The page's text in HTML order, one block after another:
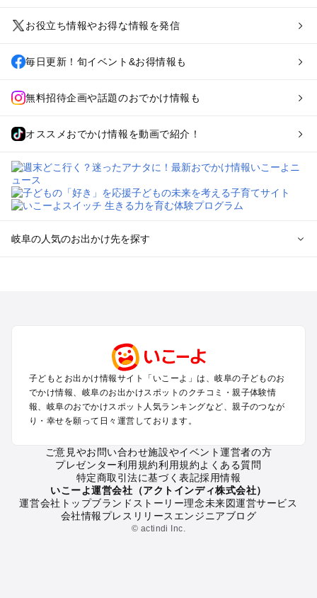
お役立ち情報やお得な情報を発信
毎日更新！旬イベント&お得情報も
無料招待企画や話題のおでかけ情報も
オススメおでかけ情報を動画で紹介！
岐阜の人気のお出かけ先を探す
高山・下呂・飛騨・奥飛騨周辺のプールお出かけ
郡上・美濃・関のプールお出かけ
木曽路・木曽周辺のプールお出かけ
白川郷のプールお出かけ
岐阜の遊園地
岐阜の動物園
岐阜のバーベキュー
岐阜の釣り
岐阜の牧場
子どもとお出かけ情報サイト「いこーよ」は、岐阜の子どものお
でかけ情報、岐阜のお出かけスポットのクチコミ・親子体験情
報、岐阜のおでかけスポット人気ランキングなど、親子のつなが
り・幸せを願って日々運営しております。
ご意見やお問い合わせ施設やイベント運営者の方
プレゼンター利用規約利用規約よくある質問
特定商取引法に基づく表記採用情報
いこーよ運営会社（アクトインディ株式会社）
運営会社トップブランドストーリー理念未来図運営サービス
会社情報プレスリリース エンジニアブログ
© actindi Inc.